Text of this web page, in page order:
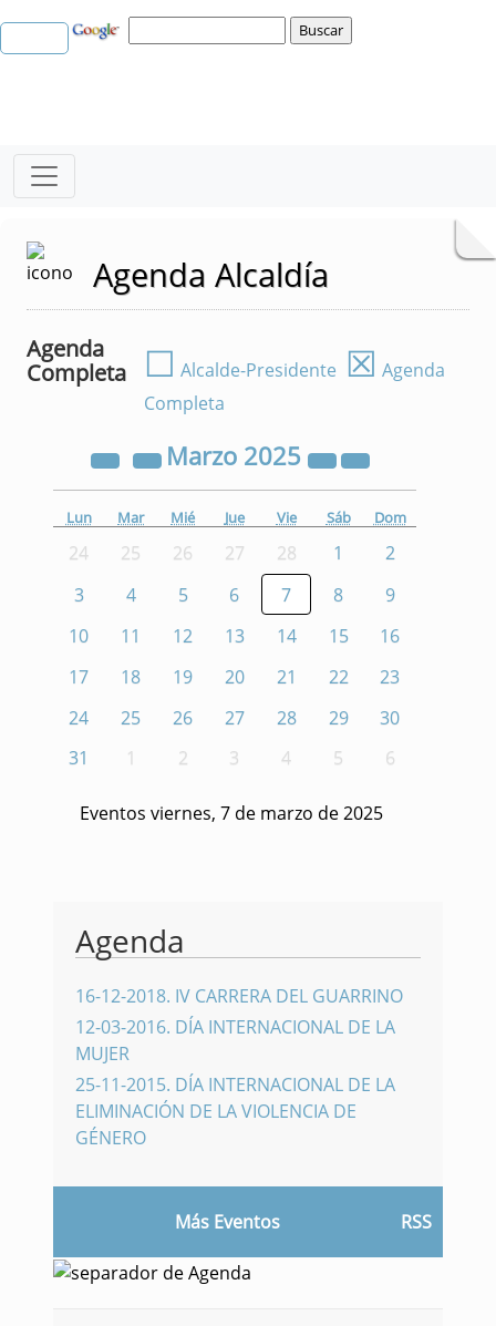
Agenda Alcaldía
Agenda
Completa
☐ Alcalde-Presidente ☒ Agenda
Completa
Marzo 2025
Lun Mar Mié Jue Vie Sáb Dom
24 25 26 27 28 1
2
3
4 5 6 7 8
9
10
11 12 13 14 15
16
17
18 19 20 21 22
23
24
25 26 27 28 29
30
31
1 2 3 4 5 6
Eventos viernes, 7 de marzo de 2025
Agenda
16-12-2018. IV CARRERA DEL GUARRINO
12-03-2016. DÍA INTERNACIONAL DE LA
MUJER
25-11-2015. DÍA INTERNACIONAL DE LA
ELIMINACIÓN DE LA VIOLENCIA DE
GÉNERO
Más Eventos RSS